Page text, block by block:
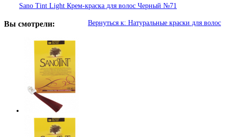
Sano Tint Light Крем-краска для волос Черный №71
Вернуться к: Натуральные краски для волос
Вы смотрели: